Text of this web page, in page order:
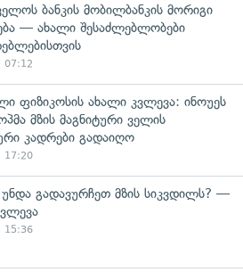
ბანკის მობილბანკის მორიგი
— ახალი შესაძლებლობები
07:12
ფიზიკოსის ახალი კვლევა: ინოუეს
მზის მაგნიტური ველის
კადრები გადაიღო
17:20
გადავურჩეთ მზის სიკვდილს? —
15:36